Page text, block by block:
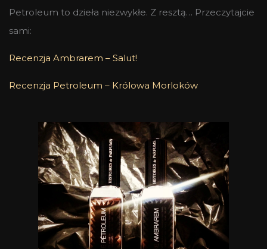
Petroleum to dzieła niezwykłe. Z resztą… Przeczytajcie
sami:
Recenzja Ambrarem – Salut!
Recenzja Petroleum – Królowa Morloków